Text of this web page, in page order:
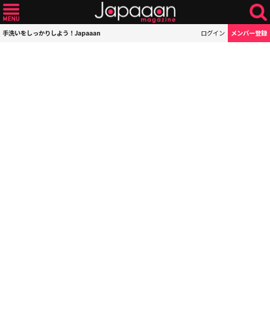
手洗いをしっかりしよう！Japaaan ログイン メンバー登録